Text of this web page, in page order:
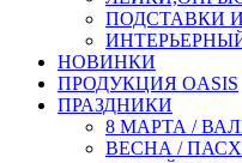
ПОДСТАВКИ
НОВИНКИ
ПРОДУКЦИЯ OASIS
ПРАЗДНИКИ
8 МАРТА /
ВЕСНА /